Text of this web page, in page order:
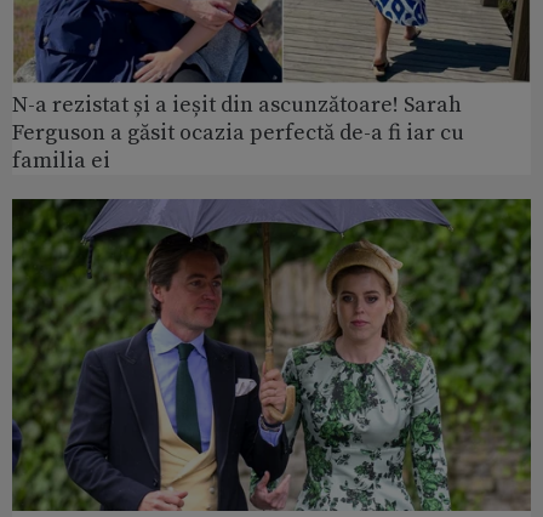
N-a rezistat și a ieșit din ascunzătoare! Sarah
Ferguson a găsit ocazia perfectă de-a fi iar cu
familia ei